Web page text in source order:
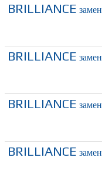
BRILLIANCE
BRILLIANCE
BRILLIANCE
BRILLIANCE